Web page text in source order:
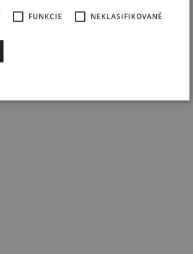
FUNKCIE NEKLASIFIKOVANÉ